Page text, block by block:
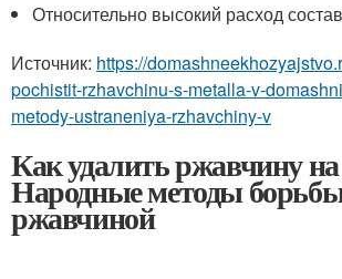
Относительно высокий расход
Источник: https://
pochistit-rzhavchinu-s-metalla-v-
metody-ustraneniya-rzhavchiny-v
Как удалить ржавчину на
Народные методы
ржавчиной